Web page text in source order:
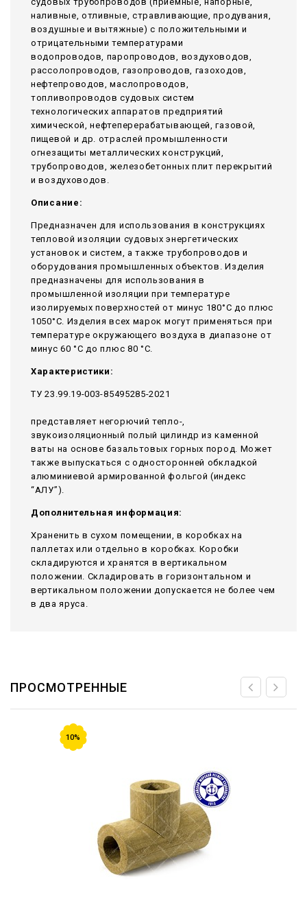
наливные, отливные, стравливающие, продувания,
воздушные и вытяжные) с положительными и
отрицательными температурами
водопроводов, паропроводов, воздуховодов,
рассолопроводов, газопроводов, газоходов,
нефтепроводов, маслопроводов,
топливопроводов судовых систем
технологических аппаратов предприятий
химической, нефтеперерабатывающей, газовой,
пищевой и др. отраслей промышленности
огнезащиты металлических конструкций,
трубопроводов, железобетонных плит перекрытий
и воздуховодов.
Описание:
Предназначен для использования в конструкциях
тепловой изоляции судовых энергетических
установок и систем, а также трубопроводов и
оборудования промышленных объектов. Изделия
предназначены для использования в
промышленной изоляции при температуре
изолируемых поверхностей от минус 180°С до плюс
1050°С. Изделия всех марок могут применяться при
температуре окружающего воздуха в диапазоне от
минус 60 °С до плюс 80 °С.
Характеристики:
ТУ 23.99.19-003-85495285-2021
представляет негорючий тепло-,
звукоизоляционный полый цилиндр из каменной
ваты на основе базальтовых горных пород. Может
также выпускаться с односторонней обкладкой
алюминиевой армированной фольгой (индекс
“АЛУ”).
Дополнительная информация:
Храненить в сухом помещении, в коробках на
паллетах или отдельно в коробках. Коробки
складируются и хранятся в вертикальном
положении. Складировать в горизонтальном и
вертикальном положении допускается не более чем
в два яруса.
ПРОСМОТРЕННЫЕ
10%